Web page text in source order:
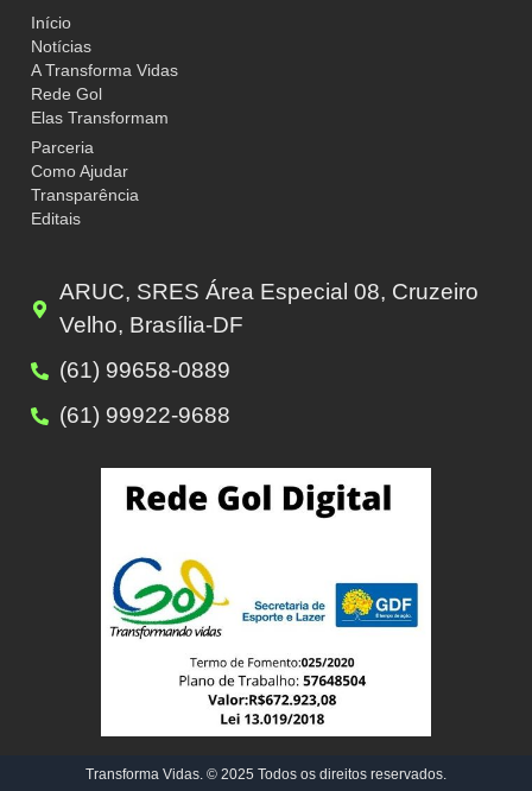
Início
Notícias
A Transforma Vidas
Rede Gol
Elas Transformam
Parceria
Como Ajudar
Transparência
Editais
ARUC, SRES Área Especial 08, Cruzeiro
Velho, Brasília-DF
(61) 99658-0889
(61) 99922-9688
Transforma Vidas. © 2025 Todos os direitos reservados.